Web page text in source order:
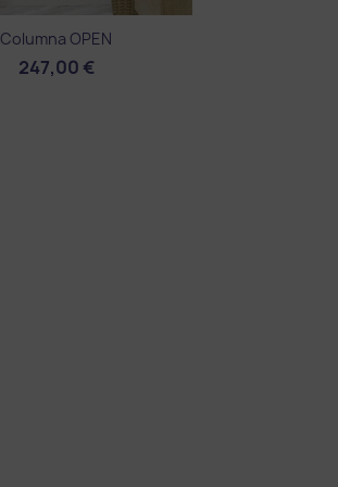
Columna OPEN
247,00 €
Vista rápida